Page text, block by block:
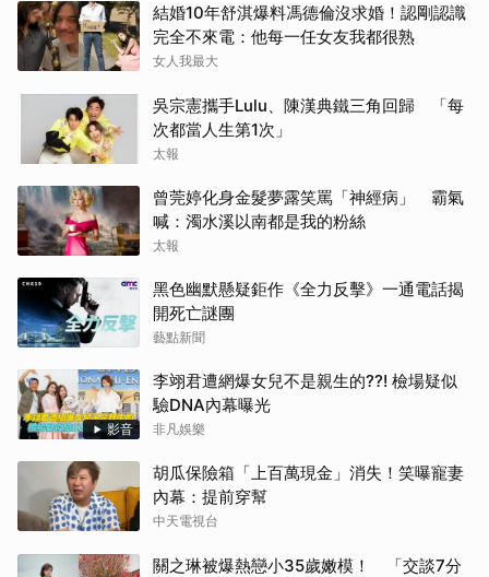
結婚10年舒淇爆料馮德倫沒求婚！認剛認識
完全不來電：他每一任女友我都很熟
女人我最大
吳宗憲攜手Lulu、陳漢典鐵三角回歸 「每
次都當人生第1次」
太報
曾莞婷化身金髮夢露笑罵「神經病」 霸氣
喊：濁水溪以南都是我的粉絲
太報
黑色幽默懸疑鉅作《全力反擊》一通電話揭
開死亡謎團
藝點新聞
影音
李翊君遭網爆女兒不是親生的??! 檢場疑似
驗DNA內幕曝光
非凡娛樂
胡瓜保險箱「上百萬現金」消失！笑曝寵妻
內幕：提前穿幫
中天電視台
關之琳被爆熱戀小35歲嫩模！ 「交談7分